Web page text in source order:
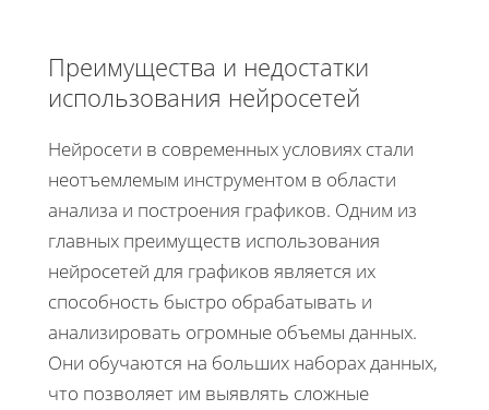
Преимущества и недостатки
использования нейросетей
Нейросети в современных условиях стали
неотъемлемым инструментом в области
анализа и построения графиков. Одним из
главных преимуществ использования
нейросетей для графиков является их
способность быстро обрабатывать и
анализировать огромные объемы данных.
Они обучаются на больших наборах данных,
что позволяет им выявлять сложные